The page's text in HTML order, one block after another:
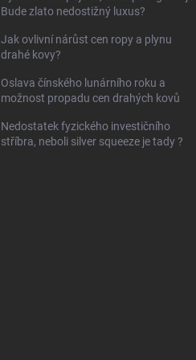
Bude zlato nedostižný luxus?
Jak ovlivní nárůst cen ropy a plynu
drahé kovy?
Oslava čínského lunárního roku a
možnost propadu cen drahých kovů
Nedostatek fyzického investičního
stříbra, neboli silver squeeze je tady ?